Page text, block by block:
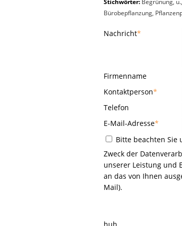
Stichwörter:Begrünung,
Bürobepflanzung,
Nachricht*
Firmenname
Kontaktperson*
Telefon
E-Mail-Adresse*
Bitte beachten Sie
Zweck der
unserer Leistung und
an das von Ihnen
Mail).